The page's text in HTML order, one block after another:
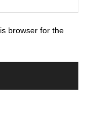
browser for the